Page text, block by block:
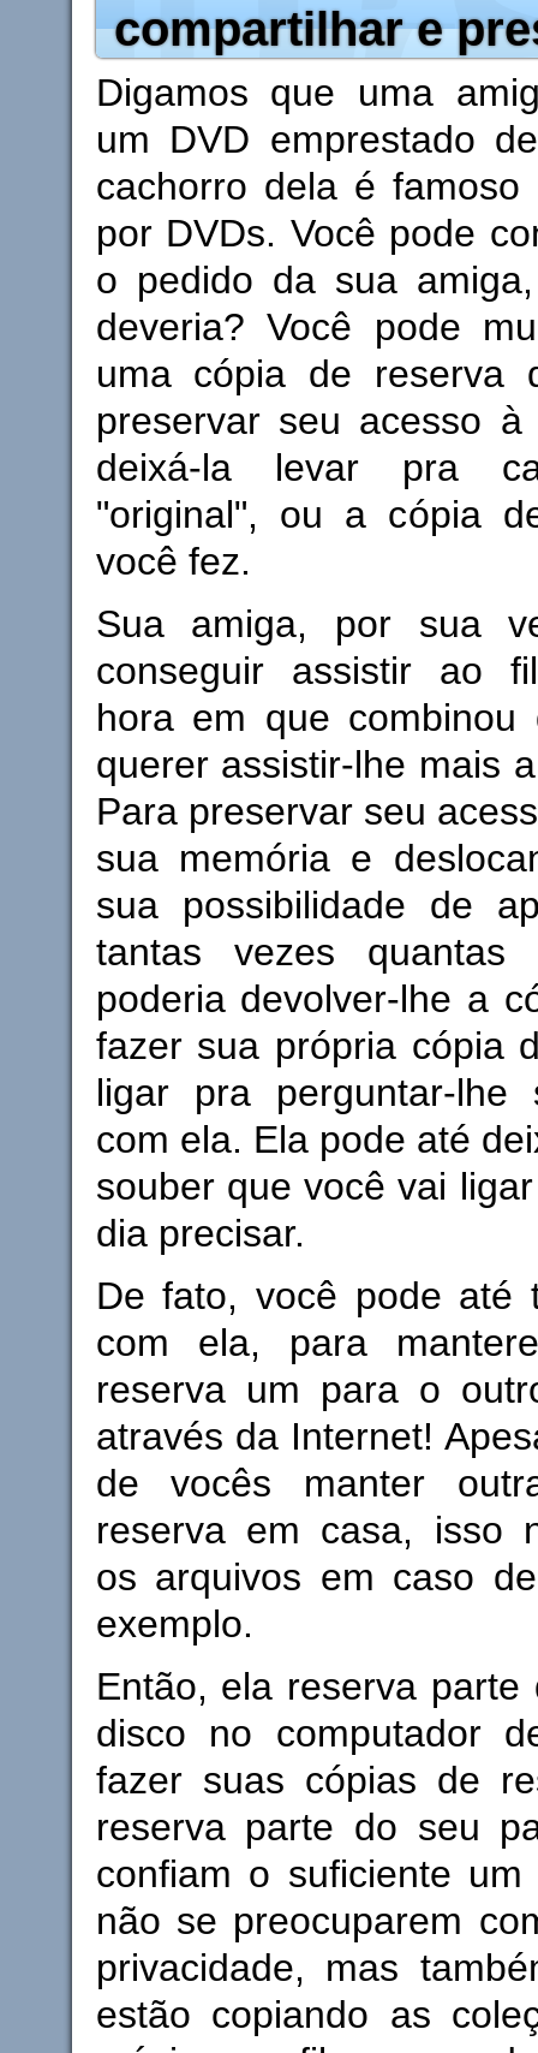
compartilhar e
Digamos que uma
um DVD emprestado
cachorro dela é
por DVDs. Você pode
o pedido da sua
deveria? Você pode
uma cópia de reserva
preservar seu acesso
deixá-la levar pra
"original", ou a cópia
você fez.
Sua amiga, por sua
conseguir assistir ao
hora em que combinou
querer assistir-lhe mais
Para preservar seu
sua memória e
sua possibilidade de
tantas vezes quantas
poderia devolver-lhe a
fazer sua própria cópia
ligar pra perguntar-
com ela. Ela pode até
souber que você vai
dia precisar.
De fato, você pode até
com ela, para
reserva um para o
através da Internet!
de vocês manter
reserva em casa, isso
os arquivos em caso
exemplo.
Então, ela reserva parte
disco no computador
fazer suas cópias de
reserva parte do seu
confiam o suficiente
não se preocuparem
privacidade, mas
estão copiando as